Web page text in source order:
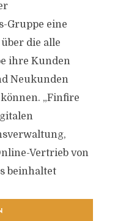
Gruppe eine
die alle
ihre Kunden
Neukunden
„Finfire
Vertrieb von
beinhaltet